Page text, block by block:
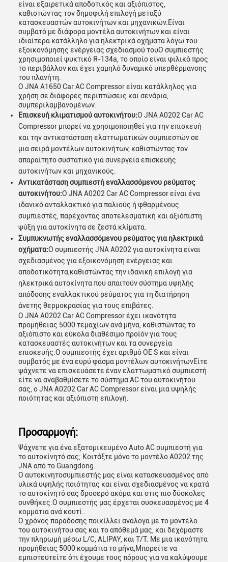
είναι εξαιρετικά αποδοτικός και αξιόπιστος,
καθιστώντας τον δημοφιλή επιλογή μεταξύ
κατασκευαστών αυτοκινήτων και μηχανικών.Είναι
συμβατό με διάφορα μοντέλα αυτοκινήτων και είναι
ιδιαίτερα κατάλληλο για ηλεκτρικά οχήματα λόγω του
εξοικονόμησης ενέργειας σχεδιασμού τουΟ συμπιεστής
χρησιμοποιεί ψυκτικό R-134a, το οποίο είναι φιλικό προς
το περιβάλλον και έχει χαμηλό δυναμικό υπερθέρμανσης
του πλανήτη.
Ο JNA A1650 Car AC Compressor είναι κατάλληλος για
χρήση σε διάφορες περιπτώσεις και σενάρια,
συμπεριλαμβανομένων:
Επισκευή κλιματισμού αυτοκινήτου:Ο JNA A0202 Car AC
Compressor μπορεί να χρησιμοποιηθεί για την επισκευή
και την αντικατάσταση ελαττωματικών συμπιεστών σε
μια σειρά μοντέλων αυτοκινήτων, καθιστώντας τον
απαραίτητο συστατικό για συνεργεία επισκευής
αυτοκινήτων και μηχανικούς.
Αντικατάσταση συμπιεστή εναλλασσόμενου ρεύματος
αυτοκινήτου:Ο JNA A0202 Car AC Compressor είναι ένα
ιδανικό ανταλλακτικό για παλιούς ή φθαρμένους
συμπιεστές, παρέχοντας αποτελεσματική και αξιόπιστη
ψύξη για αυτοκίνητα σε ζεστά κλίματα.
Συμπυκνωτής εναλλασσόμενου ρεύματος για ηλεκτρικά
οχήματα:Ο συμπιεστής JNA A0202 για αυτοκίνητα είναι
σχεδιασμένος για εξοικονόμηση ενέργειας και
αποδοτικότητα,καθιστώντας την ιδανική επιλογή για
ηλεκτρικά αυτοκίνητα που απαιτούν σύστημα υψηλής
απόδοσης εναλλακτικού ρεύματος για τη διατήρηση
άνετης θερμοκρασίας για τους επιβάτες.
Ο JNA A0202 Car AC Compressor έχει ικανότητα
προμήθειας 5000 τεμαχίων ανά μήνα, καθιστώντας το
αξιόπιστο και εύκολα διαθέσιμο προϊόν για τους
κατασκευαστές αυτοκινήτων και τα συνεργεία
επισκευής.Ο συμπιεστής έχει αριθμό OE S και είναι
συμβατός με ένα ευρύ φάσμα μοντέλων αυτοκινήτωνΕίτε
ψάχνετε να επισκευάσετε έναν ελαττωματικό συμπιεστή
είτε να αναβαθμίσετε το σύστημα AC του αυτοκινήτου
σας, ο JNA A0202 Car AC Compressor είναι μια υψηλής
ποιότητας και αξιόπιστη επιλογή.
Προσαρμογή:
Ψάχνετε για ένα εξατομικευμένο Auto AC συμπιεστή για
το αυτοκίνητό σας; Κοιτάξτε μόνο το μοντέλο A0202 της
JNA από το Guangdong.
Ο αυτοκινητοσυμπιεστής μας είναι κατασκευασμένος από
υλικά υψηλής ποιότητας και είναι σχεδιασμένος να κρατά
το αυτοκίνητό σας δροσερό ακόμα και στις πιο δύσκολες
συνθήκες.Ο συμπιεστής μας έρχεται συσκευασμένος με 4
κομμάτια ανά κουτί..
Ο χρόνος παράδοσης ποικίλλει ανάλογα με το μοντέλο
του αυτοκινήτου σας και το απόθεμά μας, και δεχόμαστε
την πληρωμή μέσω L/C, ALIPAY, και T/T. Με μια ικανότητα
προμήθειας 5000 κομμάτια το μήνα,Μπορείτε να
εμπιστευτείτε ότι έχουμε τους πόρους για να καλύψουμε